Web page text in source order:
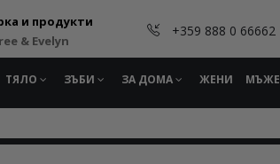
и продукти
& Evelyn
+359 888 0 66662
ТЯЛО ЗЪБИ ЗА ДОМА ЖЕНИ МЪЖЕ